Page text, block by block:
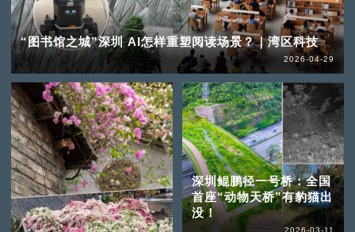
“图书馆之城”深圳 AI怎样重塑阅读场景？｜湾区科技
2026-04-29
深圳鲲鹏径一号桥：全国
首座“动物天桥”有豹猫出
没！
2026-03-11